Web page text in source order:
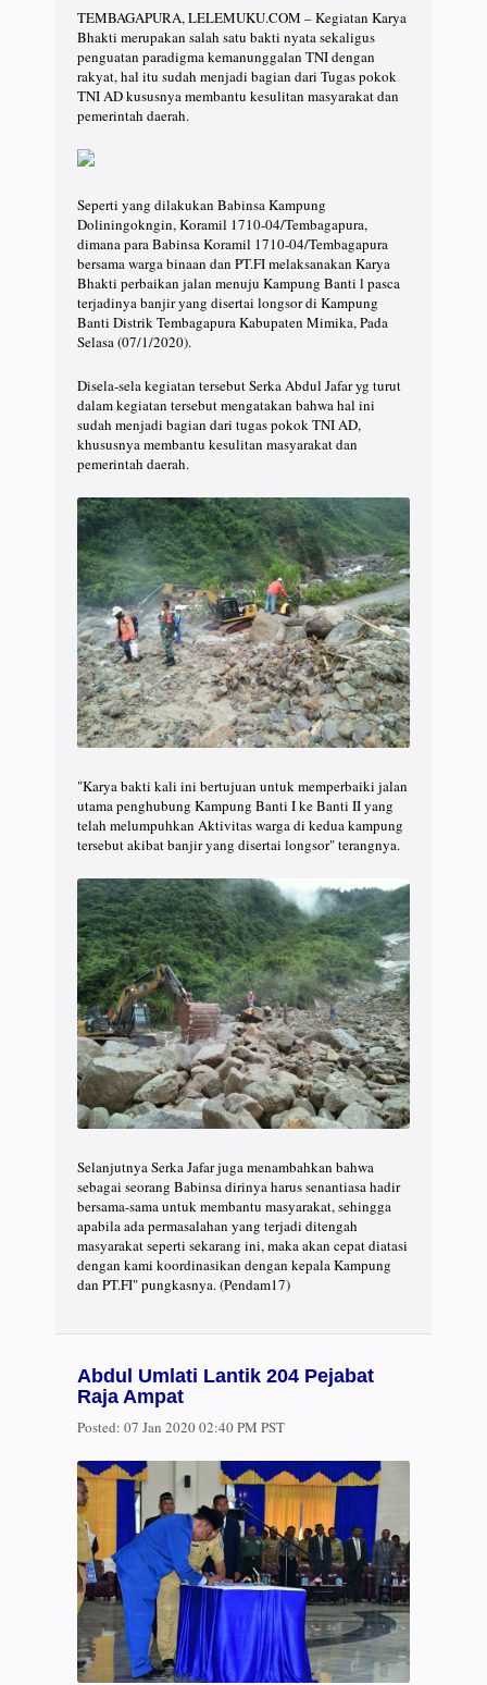
TEMBAGAPURA, LELEMUKU.COM – Kegiatan Karya
Bhakti merupakan salah satu bakti nyata sekaligus
penguatan paradigma kemanunggalan TNI dengan
rakyat, hal itu sudah menjadi bagian dari Tugas pokok
TNI AD kususnya membantu kesulitan masyarakat dan
pemerintah daerah.
Seperti yang dilakukan Babinsa Kampung
Doliningokngin, Koramil 1710-04/Tembagapura,
dimana para Babinsa Koramil 1710-04/Tembagapura
bersama warga binaan dan PT.FI melaksanakan Karya
Bhakti perbaikan jalan menuju Kampung Banti l pasca
terjadinya banjir yang disertai longsor di Kampung
Banti Distrik Tembagapura Kabupaten Mimika, Pada
Selasa (07/1/2020).
Disela-sela kegiatan tersebut Serka Abdul Jafar yg turut
dalam kegiatan tersebut mengatakan bahwa hal ini
sudah menjadi bagian dari tugas pokok TNI AD,
khususnya membantu kesulitan masyarakat dan
pemerintah daerah.
"Karya bakti kali ini bertujuan untuk memperbaiki jalan
utama penghubung Kampung Banti I ke Banti II yang
telah melumpuhkan Aktivitas warga di kedua kampung
tersebut akibat banjir yang disertai longsor" terangnya.
Selanjutnya Serka Jafar juga menambahkan bahwa
sebagai seorang Babinsa dirinya harus senantiasa hadir
bersama-sama untuk membantu masyarakat, sehingga
apabila ada permasalahan yang terjadi ditengah
masyarakat seperti sekarang ini, maka akan cepat diatasi
dengan kami koordinasikan dengan kepala Kampung
dan PT.FI" pungkasnya. (Pendam17)
Abdul Umlati Lantik 204 Pejabat
Raja Ampat
Posted: 07 Jan 2020 02:40 PM PST